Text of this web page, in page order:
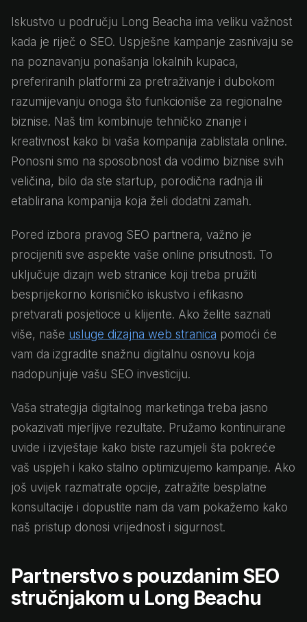
Iskustvo u području Long Beacha ima veliku važnost
kada je riječ o SEO. Uspješne kampanje zasnivaju se
na poznavanju ponašanja lokalnih kupaca,
preferiranih platformi za pretraživanje i dubokom
razumijevanju onoga što funkcioniše za regionalne
biznise. Naš tim kombinuje tehničko znanje i
kreativnost kako bi vaša kompanija zablistala online.
Ponosni smo na sposobnost da vodimo biznise svih
veličina, bilo da ste startup, porodična radnja ili
etablirana kompanija koja želi dodatni zamah.
Pored izbora pravog SEO partnera, važno je
procijeniti sve aspekte vaše online prisutnosti. To
uključuje dizajn web stranice koji treba pružiti
besprijekorno korisničko iskustvo i efikasno
pretvarati posjetioce u klijente. Ako želite saznati
više, naše usluge dizajna web stranica pomoći će
vam da izgradite snažnu digitalnu osnovu koja
nadopunjuje vašu SEO investiciju.
Vaša strategija digitalnog marketinga treba jasno
pokazivati mjerljive rezultate. Pružamo kontinuirane
uvide i izvještaje kako biste razumjeli šta pokreće
vaš uspjeh i kako stalno optimizujemo kampanje. Ako
još uvijek razmatrate opcije, zatražite besplatne
konsultacije i dopustite nam da vam pokažemo kako
naš pristup donosi vrijednost i sigurnost.
Partnerstvo s pouzdanim SEO
stručnjakom u Long Beachu